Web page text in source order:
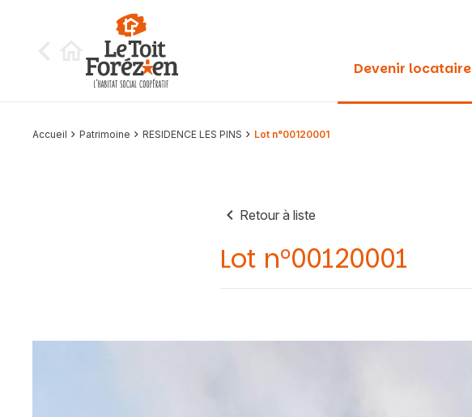
Devenir locataire
Accueil Patrimoine RESIDENCE LES PINS Lot n°00120001
Retour à liste
Lot n°00120001